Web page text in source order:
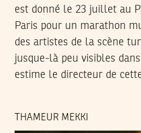
est donné le 23 juillet au
Paris pour un marathon
des artistes de la scène
jusque-là peu visibles
estime le directeur de
THAMEUR MEKKI